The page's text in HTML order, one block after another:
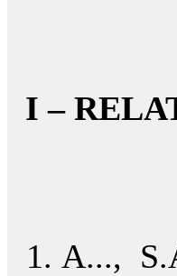
I –
A...,